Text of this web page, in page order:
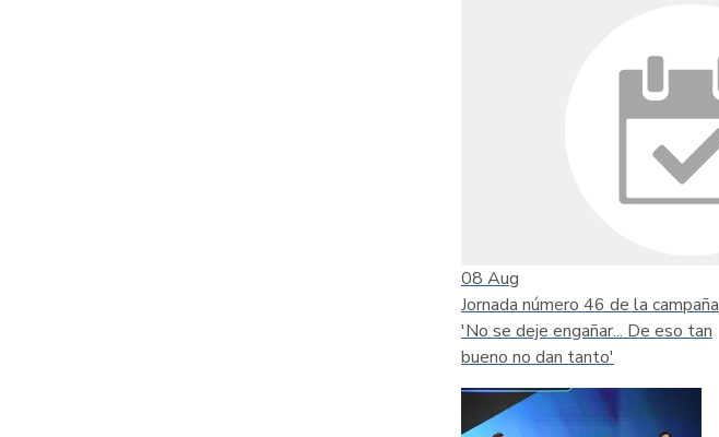
08 Aug
Jornada número 46 de la campaña
'No se deje engañar... De eso tan
bueno no dan tanto'